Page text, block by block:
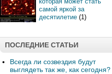
самой яркой за
десятилетие (1)
ПОСЛЕДНИЕ СТАТЬИ
Всегда ли созвездия будут
выглядеть так же, как сегодня?